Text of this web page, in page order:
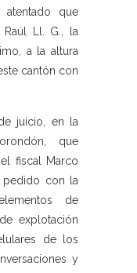
atentado que
Raúl Ll. G., la
a la altura
cantón con
juicio, en la
que
fiscal Marco
pedido con la
de
explotación
de los
y